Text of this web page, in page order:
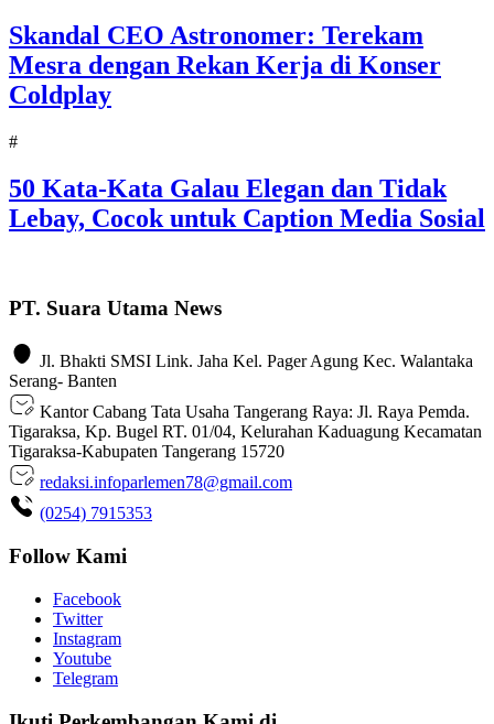
Skandal CEO Astronomer: Terekam
Mesra dengan Rekan Kerja di Konser
Coldplay
#
50 Kata-Kata Galau Elegan dan Tidak
Lebay, Cocok untuk Caption Media Sosial
PT. Suara Utama News
Jl. Bhakti SMSI Link. Jaha Kel. Pager Agung Kec. Walantaka
Serang- Banten
Kantor Cabang Tata Usaha Tangerang Raya: Jl. Raya Pemda.
Tigaraksa, Kp. Bugel RT. 01/04, Kelurahan Kaduagung Kecamatan
Tigaraksa-Kabupaten Tangerang 15720
redaksi.infoparlemen78@gmail.com
(0254) 7915353
Follow Kami
Facebook
Twitter
Instagram
Youtube
Telegram